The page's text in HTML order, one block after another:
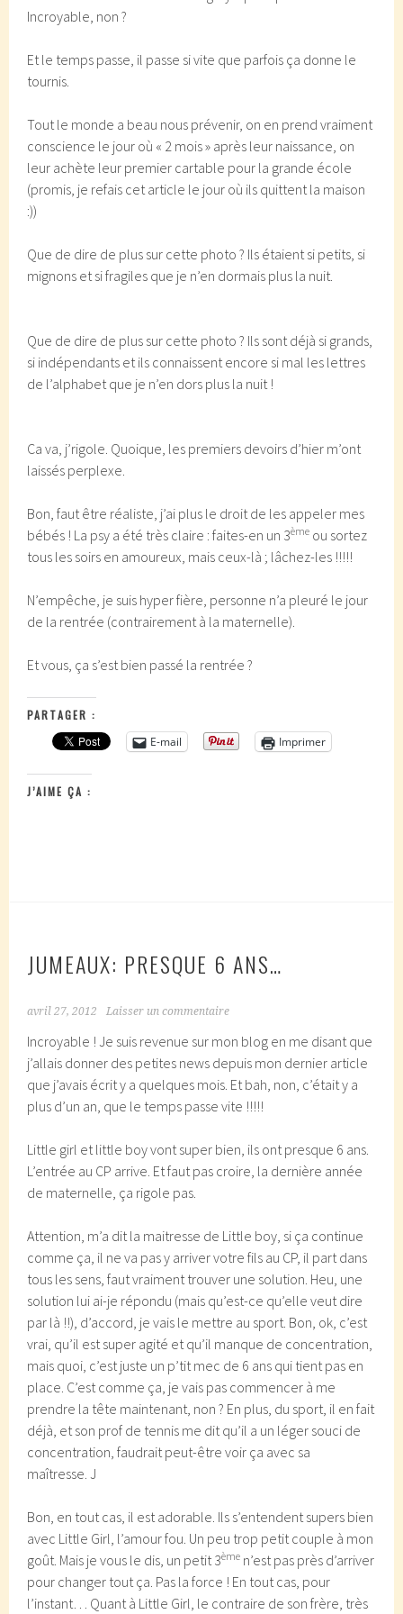
Incroyable, non ?
Et le temps passe, il passe si vite que parfois ça donne le
tournis.
Tout le monde a beau nous prévenir, on en prend vraiment
conscience le jour où « 2 mois » après leur naissance, on
leur achète leur premier cartable pour la grande école
(promis, je refais cet article le jour où ils quittent la maison
:))
Que de dire de plus sur cette photo ? Ils étaient si petits, si
mignons et si fragiles que je n’en dormais plus la nuit.
Que de dire de plus sur cette photo ? Ils sont déjà si grands,
si indépendants et ils connaissent encore si mal les lettres
de l’alphabet que je n’en dors plus la nuit !
Ca va, j’rigole. Quoique, les premiers devoirs d’hier m’ont
laissés perplexe.
Bon, faut être réaliste, j’ai plus le droit de les appeler mes
bébés ! La psy a été très claire : faites-en un 3ème ou sortez
tous les soirs en amoureux, mais ceux-là ; lâchez-les !!!!!
N’empêche, je suis hyper fière, personne n’a pleuré le jour
de la rentrée (contrairement à la maternelle).
Et vous, ça s’est bien passé la rentrée ?
PARTAGER :
E-mail
Imprimer
J’AIME ÇA :
JUMEAUX: PRESQUE 6 ANS…
avril 27, 2012 Laisser un commentaire
Incroyable ! Je suis revenue sur mon blog en me disant que
j’allais donner des petites news depuis mon dernier article
que j’avais écrit y a quelques mois. Et bah, non, c’était y a
plus d’un an, que le temps passe vite !!!!!
Little girl et little boy vont super bien, ils ont presque 6 ans.
L’entrée au CP arrive. Et faut pas croire, la dernière année
de maternelle, ça rigole pas.
Attention, m’a dit la maitresse de Little boy, si ça continue
comme ça, il ne va pas y arriver votre fils au CP, il part dans
tous les sens, faut vraiment trouver une solution. Heu, une
solution lui ai-je répondu (mais qu’est-ce qu’elle veut dire
par là !!), d’accord, je vais le mettre au sport. Bon, ok, c’est
vrai, qu’il est super agité et qu’il manque de concentration,
mais quoi, c’est juste un p’tit mec de 6 ans qui tient pas en
place. C’est comme ça, je vais pas commencer à me
prendre la tête maintenant, non ? En plus, du sport, il en fait
déjà, et son prof de tennis me dit qu’il a un léger souci de
concentration, faudrait peut-être voir ça avec sa
maîtresse. J
Bon, en tout cas, il est adorable. Ils s’entendent supers bien
avec Little Girl, l’amour fou. Un peu trop petit couple à mon
goût. Mais je vous le dis, un petit 3ème n’est pas près d’arriver
pour changer tout ça. Pas la force ! En tout cas, pour
l’instant… Quant à Little Girl, le contraire de son frère, très